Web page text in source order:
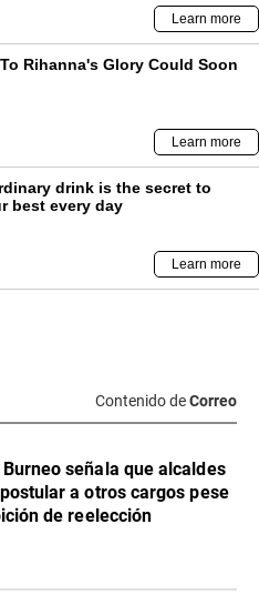
Contenido deCorreo
Burneo señala que alcaldes
a otros cargos pese
de reelección